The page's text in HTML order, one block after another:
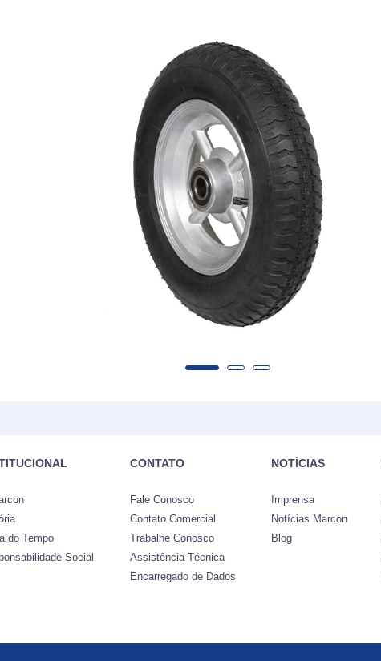
do Tempo
Social
CONTATO
Fale Conosco
Contato Comercial
Trabalhe Conosco
Assistência Técnica
Encarregado de Dados
NOTÍCIAS
Imprensa
Notícias Marcon
Blog